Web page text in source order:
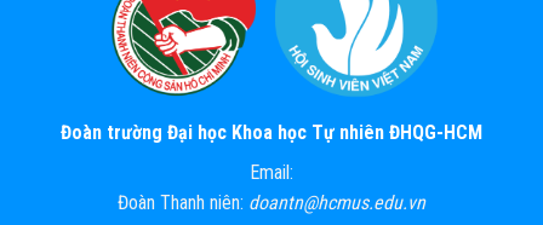
Đoàn trường Đại học Khoa học Tự nhiên ĐHQG-HCM
Email:
Đoàn Thanh niên: doantn@hcmus.edu.vn